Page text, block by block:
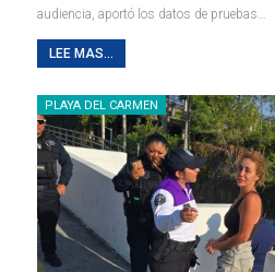
audiencia, aportó los datos de pruebas…
LEE MAS...
PLAYA DEL CARMEN